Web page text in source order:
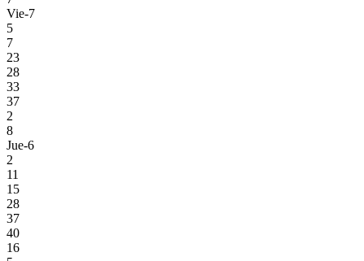
Vie-7
5
7
23
28
33
37
2
8
Jue-6
2
11
15
28
37
40
16